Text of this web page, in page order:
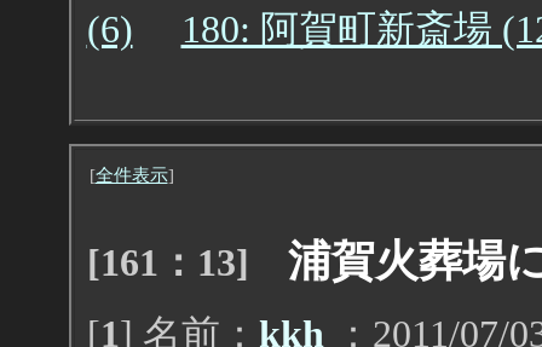
(6)
180: 阿賀町新斎場
[全件表示]
[161：13] 浦賀火葬場
[1] 名前： kkh：2011/07/